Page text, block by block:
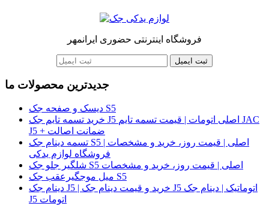
فروشگاه اینترنتی حضوری ایرانمهر
ثبت ایمیل
جدیدترین محصولات ما
دیسک و صفحه جک S5
خرید تسمه تایم جک J5 اصلی اتومات | قیمت تسمه تایم JAC
J5 + ضمانت اصالت
تسمه دینام جک S5 اصلی | قیمت روز، خرید و مشخصات |
فروشگاه لوازم یدکی
شلگیر جلو جک S5 اصلی | قیمت روز، خرید و مشخصات
میل موجگیرعقب جک S5
دینام جک J5 | خرید و قیمت دینام جک J5 اتوماتیک | دینام جک
J5 اتومات